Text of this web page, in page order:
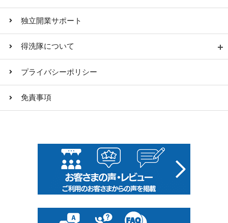
独立開業サポート
得洗隊について
プライバシーポリシー
免責事項